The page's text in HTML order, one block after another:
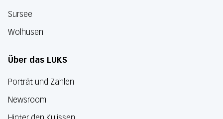
Sursee
Wolhusen
Über das LUKS
Porträt und Zahlen
Newsroom